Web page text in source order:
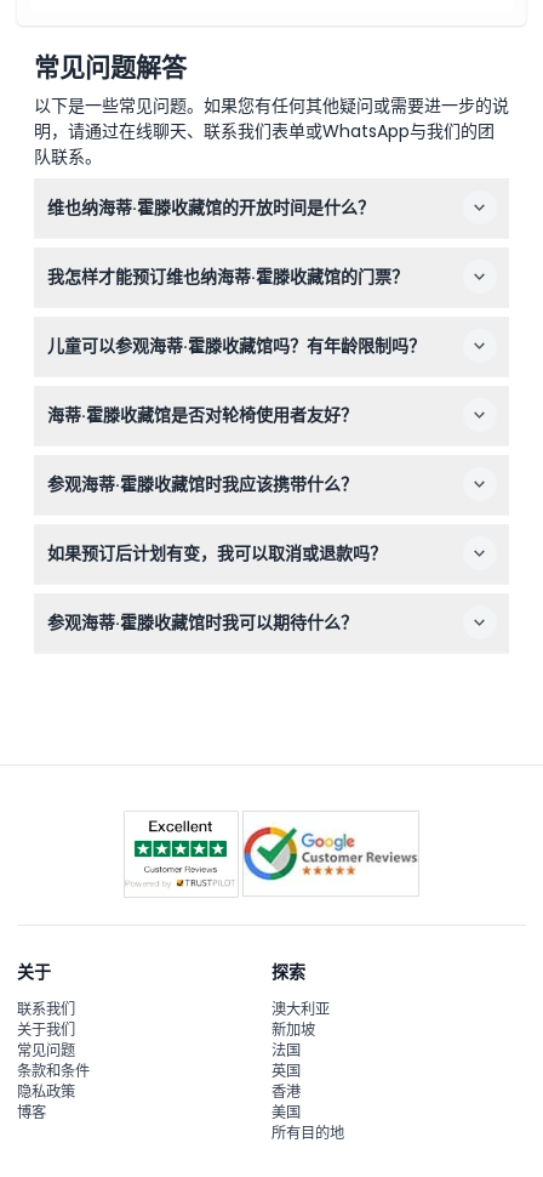
常见问题解答
以下是一些常见问题。如果您有任何其他疑问或需要进一步的说
明，请通过在线聊天、联系我们表单或WhatsApp与我们的团
队联系。
维也纳海蒂·霍滕收藏馆的开放时间是什么？
时间为上午11点至晚上7点，周四为上午11点至晚上9点。星
时确认）。
我怎样才能预订维也纳海蒂·霍滕收藏馆的门票？
择所需日期并检查可用性。
儿童可以参观海蒂·霍滕收藏馆吗？有年龄限制吗？
岁访客免费入场。
海蒂·霍滕收藏馆是否对轮椅使用者友好？
艺术收藏。
参观海蒂·霍滕收藏馆时我应该携带什么？
览，请带上智能手机。请避免携带大包、雨伞及在馆内使用
如果预订后计划有变，我可以取消或退款吗？
您的访问日期。
参观海蒂·霍滕收藏馆时我可以期待什么？
关于
联系我们
关于我们
常见问题
条款和条件
隐私政策
博客
探索
澳大利亚
新加坡
法国
英国
香港
美国
所有目的地